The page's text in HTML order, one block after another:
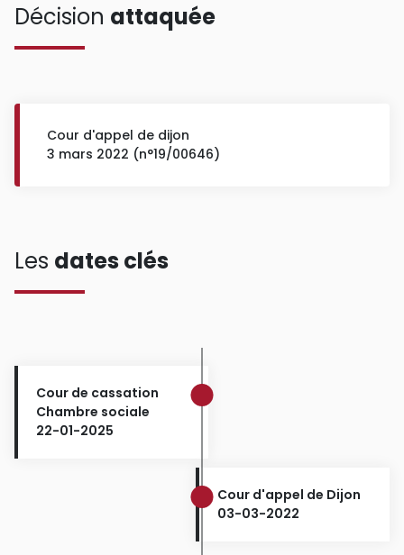
Décision attaquée
Cour d'appel de dijon
3 mars 2022 (n°19/00646)
Les dates clés
Cour de cassation
Chambre sociale
22-01-2025
Cour d'appel de Dijon
03-03-2022